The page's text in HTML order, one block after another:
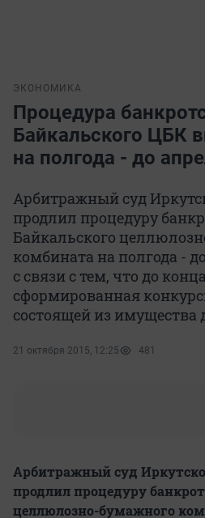
ЭКОНОМИКА
Процедура
Байкальского ЦБК
на полгода - до
Арбитражный суд
продлил процедуру
Байкальского
комбината на полгода -
с связи с тем, что до
сформированная
состоящей из имущества
21 октября 2015, 12:25 481
Арбитражный суд
продлил процедуру
целлюлозно-бумажного